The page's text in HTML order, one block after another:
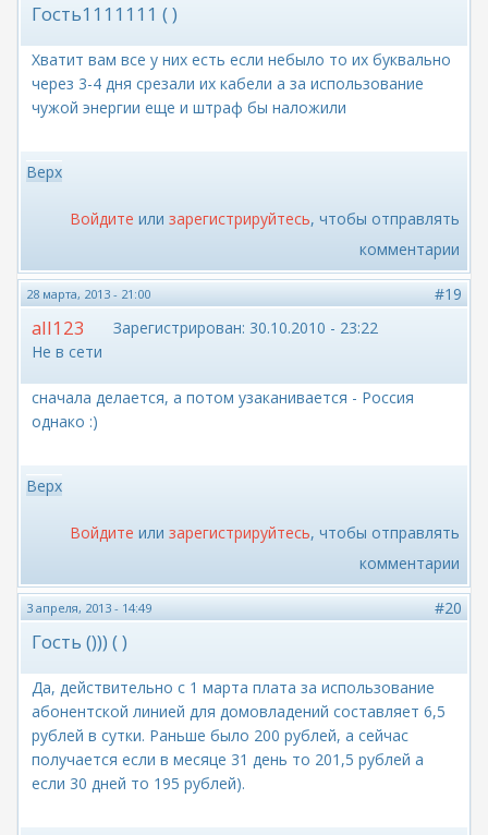
Гость1111111 ( )
Хватит вам все у них есть если небыло то их буквально
через 3-4 дня срезали их кабели а за использование
чужой энергии еще и штраф бы наложили
Верх
Войдите или зарегистрируйтесь, чтобы отправлять
комментарии
28 марта, 2013 - 21:00 #19
all123
Не в сети
Зарегистрирован: 30.10.2010 - 23:22
сначала делается, а потом узаканивается - Россия
однако :)
Верх
Войдите или зарегистрируйтесь, чтобы отправлять
комментарии
3 апреля, 2013 - 14:49 #20
Гость ())) ( )
Да, действительно с 1 марта плата за использование
абонентской линией для домовладений составляет 6,5
рублей в сутки. Раньше было 200 рублей, а сейчас
получается если в месяце 31 день то 201,5 рублей а
если 30 дней то 195 рублей).